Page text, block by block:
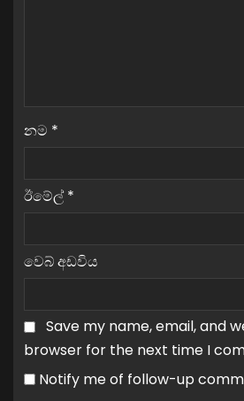
නම *
ඊමේල් *
වෙබ් අඩවිය
Save my name, email, and
browser for the next time I
Notify me of follow-up